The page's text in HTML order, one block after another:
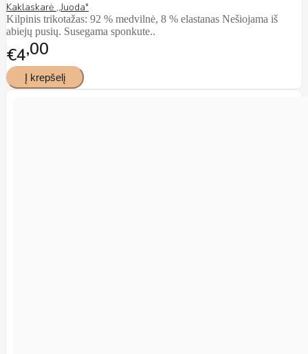
Kaklaskarė ,,Juoda"
Kilpinis trikotažas: 92 % medvilnė, 8 % elastanas Nešiojama iš
abiejų pusių. Susegama sponkute..
€4 00